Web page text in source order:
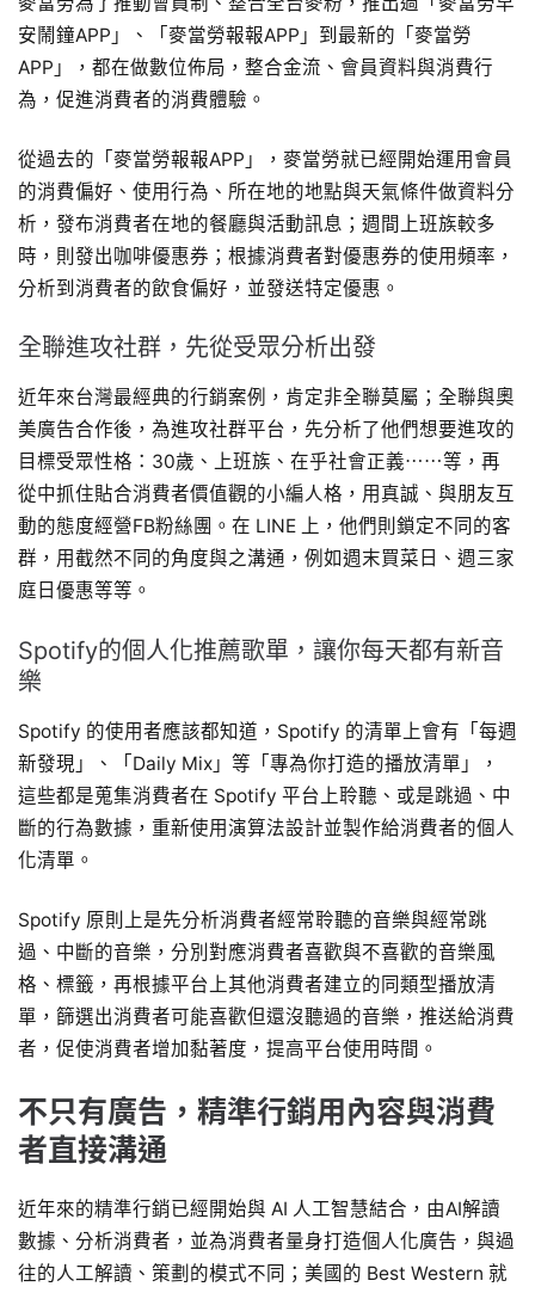
安鬧鐘APP」、「麥當勞報報APP」到最新的「麥當勞
APP」，都在做數位佈局，整合金流、會員資料與消費行
為，促進消費者的消費體驗。
從過去的「麥當勞報報APP」，麥當勞就已經開始運用會員
的消費偏好、使用行為、所在地的地點與天氣條件做資料分
析，發布消費者在地的餐廳與活動訊息；週間上班族較多
時，則發出咖啡優惠券；根據消費者對優惠券的使用頻率，
分析到消費者的飲食偏好，並發送特定優惠。
全聯進攻社群，先從受眾分析出發
近年來台灣最經典的行銷案例，肯定非全聯莫屬；全聯與奧
美廣告合作後，為進攻社群平台，先分析了他們想要進攻的
目標受眾性格：30歲、上班族、在乎社會正義⋯⋯等，再
從中抓住貼合消費者價值觀的小編人格，用真誠、與朋友互
動的態度經營FB粉絲團。在 LINE 上，他們則鎖定不同的客
群，用截然不同的角度與之溝通，例如週末買菜日、週三家
庭日優惠等等。
Spotify的個人化推薦歌單，讓你每天都有新音
樂
Spotify 的使用者應該都知道，Spotify 的清單上會有「每週
新發現」、「Daily Mix」等「專為你打造的播放清單」，
這些都是蒐集消費者在 Spotify 平台上聆聽、或是跳過、中
斷的行為數據，重新使用演算法設計並製作給消費者的個人
化清單。
Spotify 原則上是先分析消費者經常聆聽的音樂與經常跳
過、中斷的音樂，分別對應消費者喜歡與不喜歡的音樂風
格、標籤，再根據平台上其他消費者建立的同類型播放清
單，篩選出消費者可能喜歡但還沒聽過的音樂，推送給消費
者，促使消費者增加黏著度，提高平台使用時間。
不只有廣告，精準行銷用內容與消費
者直接溝通
近年來的精準行銷已經開始與 AI 人工智慧結合，由AI解讀
數據、分析消費者，並為消費者量身打造個人化廣告，與過
往的人工解讀、策劃的模式不同；美國的 Best Western 就